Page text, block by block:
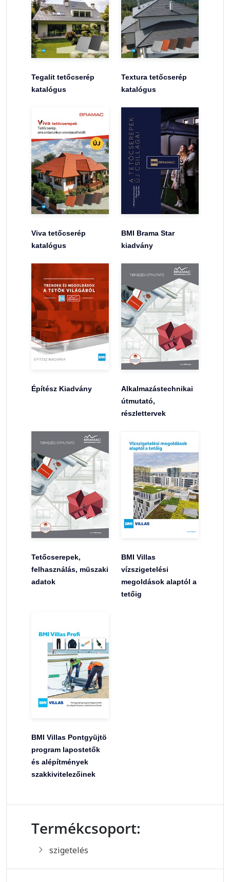
Tegalit tetőcserép
katalógus
Textura tetőcserép
katalógus
Viva tetőcserép
katalógus
BMI Brama Star
kiadvány
Építész Kiadvány
Alkalmazástechnikai
útmutató,
részlettervek
Tetőcserepek,
felhasználás, müszaki
adatok
BMI Villas
vízszigetelési
megoldások alaptól a
tetőig
BMI Villas Pontgyüjtö
program lapostetők
és alépítmények
szakkivitelezőinek
Termékcsoport:
szigetelés